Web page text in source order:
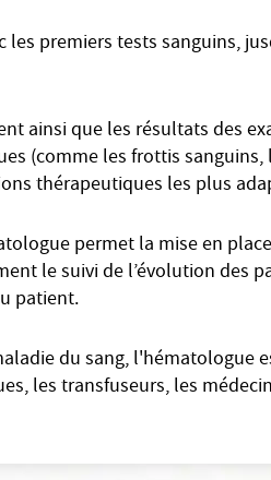
premiers tests sanguins,
ainsi que les résultats des
(comme les frottis
thérapeutiques les plus
permet la mise en
le suivi de l’évolution des
patient.
du sang,
les transfuseurs, les